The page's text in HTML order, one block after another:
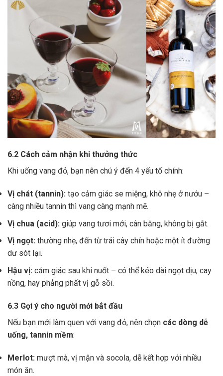
6.2 Cách cảm nhận khi thưởng thức
Khi uống vang đỏ, bạn nên chú ý đến 4 yếu tố chính:
Vị chát (tannin): tạo cảm giác se miệng, khô nhẹ ở nướu –
càng nhiều tannin thì vang càng mạnh mẽ.
Vị chua (acid): giúp vang tươi mới, cân bằng, không bị gắt.
Vị ngọt: thường nhẹ, đến từ trái cây chín hoặc một ít đường
dư sót lại.
Hậu vị: cảm giác sau khi nuốt – có thể kéo dài ngọt dịu, cay
nồng, hay phảng phất vị gỗ sồi.
6.3 Gợi ý cho người mới bắt đầu
Nếu bạn mới làm quen với vang đỏ, nên chọn các dòng dễ
uống, tannin mềm:
Merlot: mượt mà, vị mận và socola, dễ kết hợp với nhiều
món ăn.